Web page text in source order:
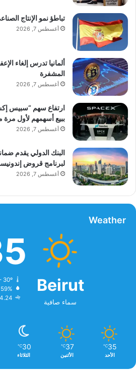
تباطؤ نمو الإنتاج
أغسطس 7, 2026
ألمانيا تدرس إلغاء
المشفرة
أغسطس 7, 2026
ارتفاع سهم “سبيس
ببيع أسهمهم لأول مرة
أغسطس 7, 2026
لبرنامج قروض
أغسطس 7, 2026
Weather
Beirut
سماء صافية
35º - 30º
59%
4.24 كيلومتر/ساعة
35
℃
الأحد
37
℃
الأثنين
30
℃
الثلاثاء